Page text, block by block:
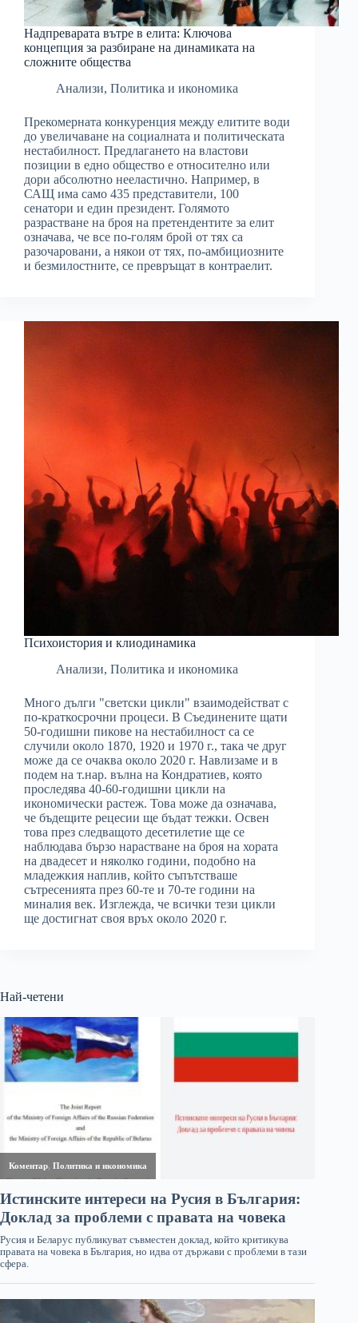
Надпреварата вътре в елита: Ключова
концепция за разбиране на динамиката на
сложните общества
Анализи, Политика и икономика
Прекомерната конкуренция между елитите води
до увеличаване на социалната и политическата
нестабилност. Предлагането на властови
позиции в едно общество е относително или
дори абсолютно нееластично. Например, в
САЩ има само 435 представители, 100
сенатори и един президент. Голямото
разрастване на броя на претендентите за елит
означава, че все по-голям брой от тях са
разочаровани, а някои от тях, по-амбициозните
и безмилостните, се превръщат в контраелит.
Психоистория и клиодинамика
Анализи, Политика и икономика
Много дълги "светски цикли" взаимодействат с
по-краткосрочни процеси. В Съединените щати
50-годишни пикове на нестабилност са се
случили около 1870, 1920 и 1970 г., така че друг
може да се очаква около 2020 г. Навлизаме и в
подем на т.нар. вълна на Кондратиев, която
проследява 40-60-годишни цикли на
икономически растеж. Това може да означава,
че бъдещите рецесии ще бъдат тежки. Освен
това през следващото десетилетие ще се
наблюдава бързо нарастване на броя на хората
на двадесет и няколко години, подобно на
младежкия наплив, който съпътстваше
сътресенията през 60-те и 70-те години на
миналия век. Изглежда, че всички тези цикли
ще достигнат своя връх около 2020 г.
Най-четени